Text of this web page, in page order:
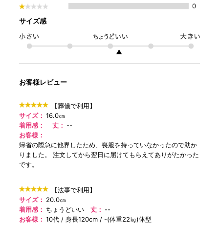
0
サイズ感
▲
お客様レビュー
【葬儀で利用】
サイズ：16.0㎝
着用感：
丈： --
お客様：
帰省の際急に他界したため、喪服を持っていなかったので助か
りました。 注文してから翌日に届けてもらえてありがたかった
です。
【法事で利用】
サイズ： 20.0㎝
着用感： ちょうどいい 丈： --
お客様：10代 身長120cm
-(体重22㎏)体型